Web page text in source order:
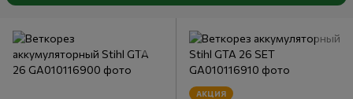
АКЦИЯ